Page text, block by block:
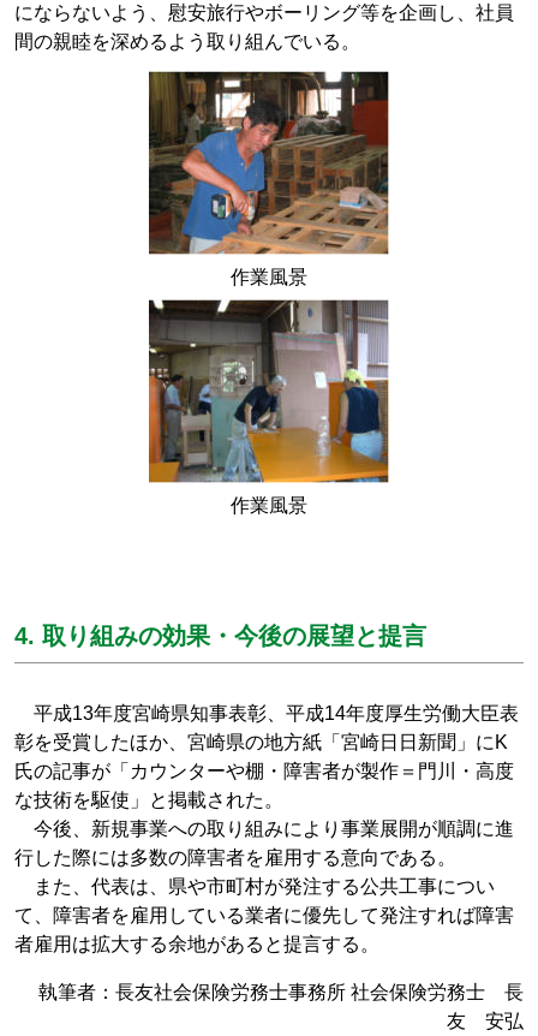
にならないよう、慰安旅行やボーリング等を企画し、社員
間の親睦を深めるよう取り組んでいる。
作業風景
作業風景
4. 取り組みの効果・今後の展望と提言
平成13年度宮崎県知事表彰、平成14年度厚生労働大臣表
彰を受賞したほか、宮崎県の地方紙「宮崎日日新聞」にK
氏の記事が「カウンターや棚・障害者が製作＝門川・高度
な技術を駆使」と掲載された。
今後、新規事業への取り組みにより事業展開が順調に進
行した際には多数の障害者を雇用する意向である。
また、代表は、県や市町村が発注する公共工事につい
て、障害者を雇用している業者に優先して発注すれば障害
者雇用は拡大する余地があると提言する。
執筆者：長友社会保険労務士事務所 社会保険労務士 長
友 安弘